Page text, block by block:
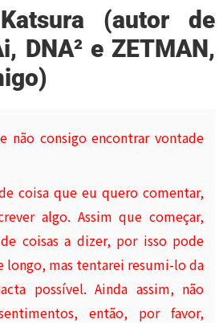
(autor de
DNA² e ZETMAN,
não consigo encontrar vontade
coisa que eu quero comentar,
algo. Assim que começar,
coisas a dizer, por isso pode
longo, mas tentarei resumi-lo da
possível. Ainda assim, não
então, por favor,